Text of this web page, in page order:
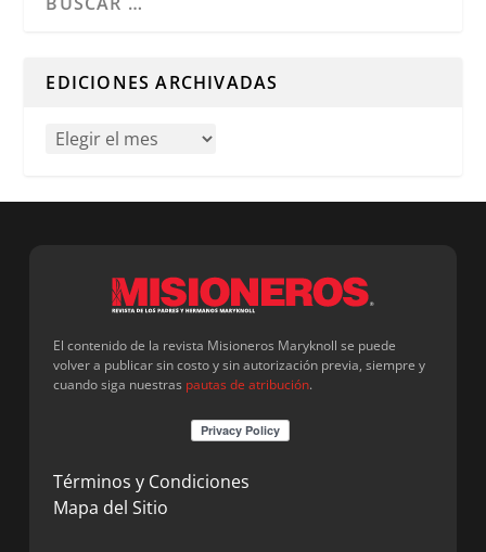
EDICIONES ARCHIVADAS
El contenido de la revista Misioneros Maryknoll se puede
volver a publicar sin costo y sin autorización previa, siempre y
cuando siga nuestras pautas de atribución.
Términos y Condiciones
Mapa del Sitio